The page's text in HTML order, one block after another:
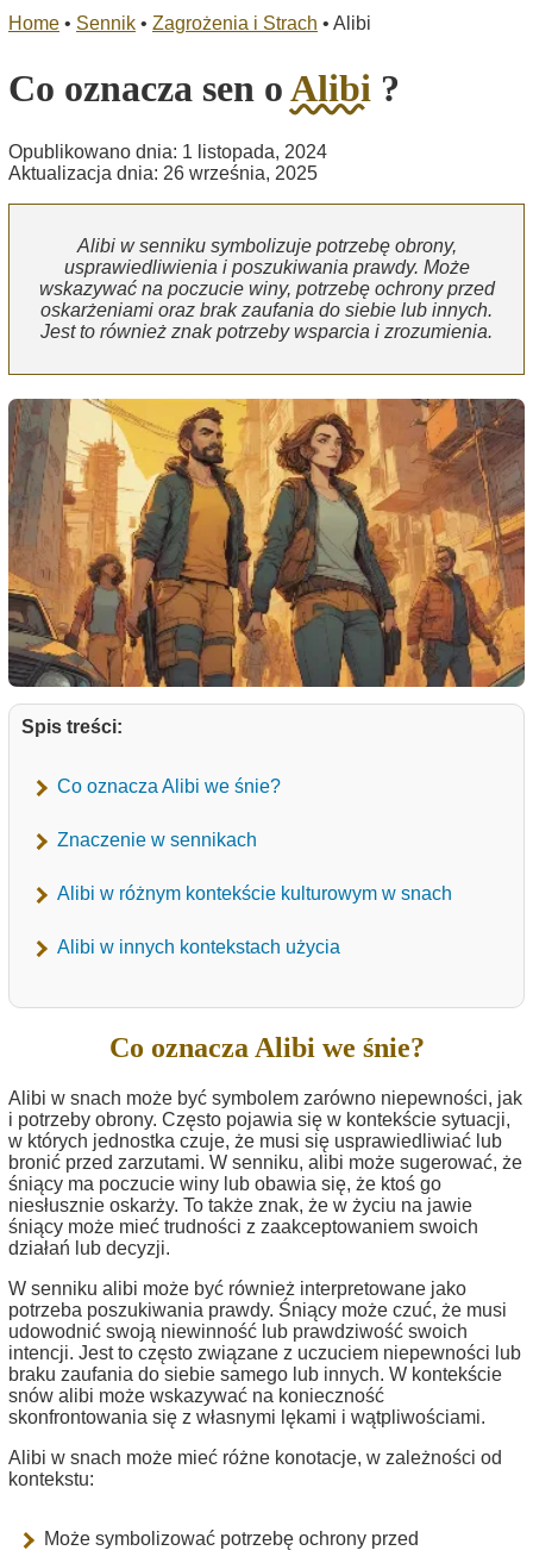
Home • Sennik • Zagrożenia i Strach • Alibi
Co oznacza sen oAlibi ?
Opublikowano dnia: 1 listopada, 2024
Aktualizacja dnia: 26 września, 2025
Alibi w senniku symbolizuje potrzebę obrony,
usprawiedliwienia i poszukiwania prawdy. Może
wskazywać na poczucie winy, potrzebę ochrony przed
oskarżeniami oraz brak zaufania do siebie lub innych.
Jest to również znak potrzeby wsparcia i zrozumienia.
Spis treści:
Co oznacza Alibi we śnie?
Znaczenie w sennikach
Alibi w różnym kontekście kulturowym w snach
Alibi w innych kontekstach użycia
Co oznacza Alibi we śnie?
Alibi w snach może być symbolem zarówno niepewności, jak
i potrzeby obrony. Często pojawia się w kontekście sytuacji,
w których jednostka czuje, że musi się usprawiedliwiać lub
bronić przed zarzutami. W senniku, alibi może sugerować, że
śniący ma poczucie winy lub obawia się, że ktoś go
niesłusznie oskarży. To także znak, że w życiu na jawie
śniący może mieć trudności z zaakceptowaniem swoich
działań lub decyzji.
W senniku alibi może być również interpretowane jako
potrzeba poszukiwania prawdy. Śniący może czuć, że musi
udowodnić swoją niewinność lub prawdziwość swoich
intencji. Jest to często związane z uczuciem niepewności lub
braku zaufania do siebie samego lub innych. W kontekście
snów alibi może wskazywać na konieczność
skonfrontowania się z własnymi lękami i wątpliwościami.
Alibi w snach może mieć różne konotacje, w zależności od
kontekstu:
Może symbolizować potrzebę ochrony przed